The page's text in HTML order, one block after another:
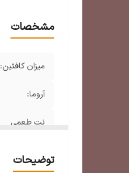
مشخصات
میزان کافئین:
آروما:
نت طعمی
توضیحات